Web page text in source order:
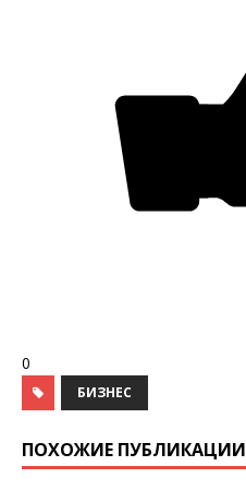
0
БИЗНЕС
ПОХОЖИЕ ПУБЛИКАЦИИ